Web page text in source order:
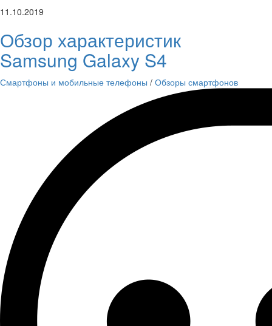
11.10.2019
Обзор характеристик
Samsung Galaxy S4
Смартфоны и мобильные телефоны / Обзоры смартфонов